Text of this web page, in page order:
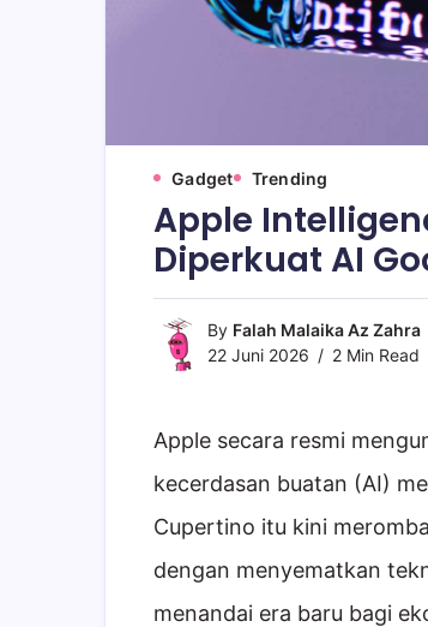
Gadget Trending
Apple
Diperkuat AI
By Falah Malaika Az Zahra
22 Juni 2026
2 Min Read
Apple secara resmi
kecerdasan buatan (AI)
Cupertino itu kini
dengan menyematkan
menandai era baru bagi